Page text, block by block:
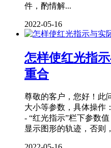
件，酌情解...
2022-05-16
怎样使红光指
重合
尊敬的客户，您好！此
大小等参数，具体操作
- “红光指示”栏下参数
显示图形的轨迹，否则